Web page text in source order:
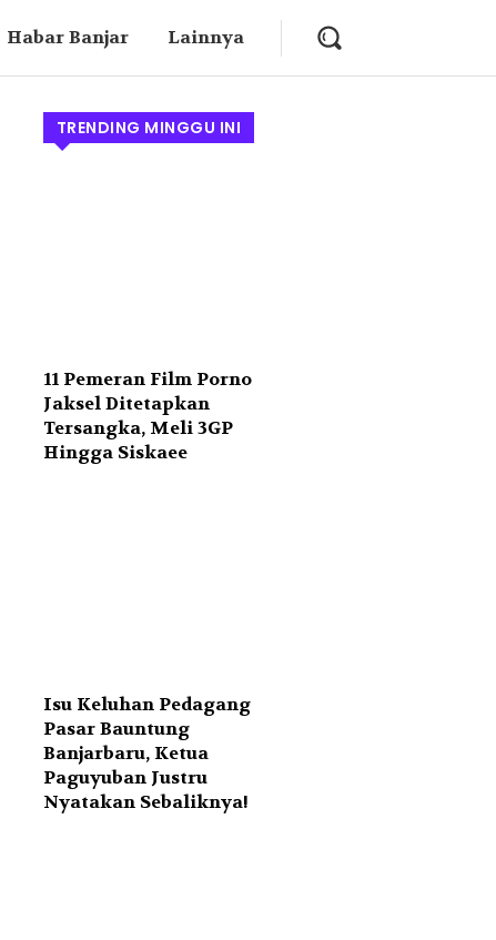
Habar Banjar Lainnya
TRENDING MINGGU INI
11 Pemeran Film Porno
Jaksel Ditetapkan
Tersangka, Meli 3GP
Hingga Siskaee
Isu Keluhan Pedagang
Pasar Bauntung
Banjarbaru, Ketua
Paguyuban Justru
Nyatakan Sebaliknya!